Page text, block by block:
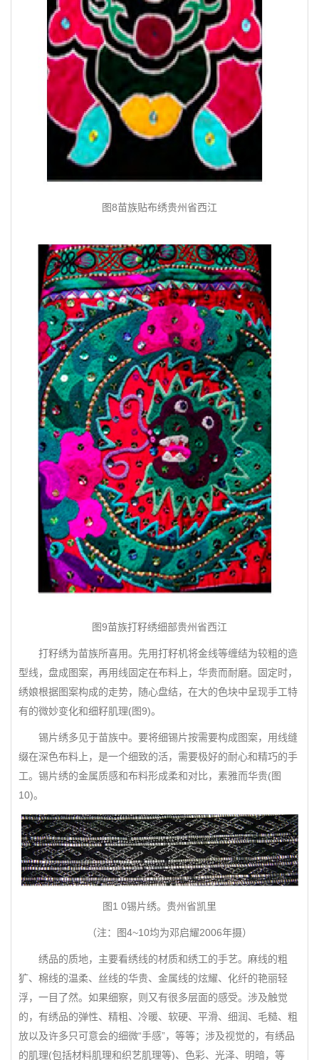
图8苗族贴布绣贵州省西江
图9苗族打籽绣细部贵州省西江
打籽绣为苗族所喜用。先用打籽机将金线等缠结为较粗的造
型线，盘成图案，再用线固定在布料上，华贵而耐磨。固定时，
绣娘根据图案构成的走势，随心盘结，在大的色块中呈现手工特
有的微妙变化和细籽肌理(图9)。
锡片绣多见于苗族中。要将细锡片按需要构成图案，用线缝
缀在深色布料上，是一个细致的活，需要极好的耐心和精巧的手
工。锡片绣的金属质感和布料形成柔和对比，素雅而华贵(图
10)。
图1 0锡片绣。贵州省凯里
（注：图4~10均为邓启耀2006年摄）
绣品的质地，主要看绣线的材质和绣工的手艺。麻线的粗
犷、棉线的温柔、丝线的华贵、金属线的炫耀、化纤的艳丽轻
浮，一目了然。如果细察，则又有很多层面的感受。涉及触觉
的，有绣品的弹性、精粗、冷暖、软硬、平滑、细润、毛糙、粗
放以及许多只可意会的细微“手感”，等等；涉及视觉的，有绣品
的肌理(包括材料肌理和织艺肌理等)、色彩、光泽、明暗，等